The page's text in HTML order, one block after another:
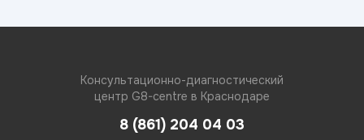
Консультационно-диагностический
центр G8-centre в Краснодаре
8 (861) 204 04 03